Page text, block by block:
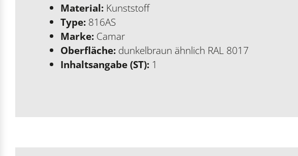
Material: Kunststoff
Type: 816AS
Marke: Camar
Oberfläche: dunkelbraun ähnlich RAL 8017
Inhaltsangabe (ST): 1